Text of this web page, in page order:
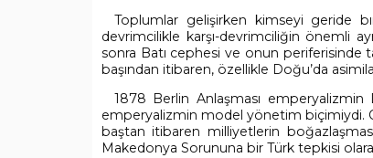
Toplumlar gelişirken kimseyi geride
devrimcilikle karşı-devrimciliğin önemli
sonra Batı cephesi ve onun
başından itibaren, özellikle Doğu’da
1878 Berlin Anlaşması
emperyalizmin model yönetim biçimiydi.
baştan itibaren milliyetlerin
Makedonya Sorununa bir Türk tepkisi